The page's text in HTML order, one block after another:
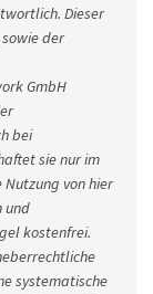
Dieser
der
GmbH
bei
sie nur im
von hier
und
kostenfrei.
systematische